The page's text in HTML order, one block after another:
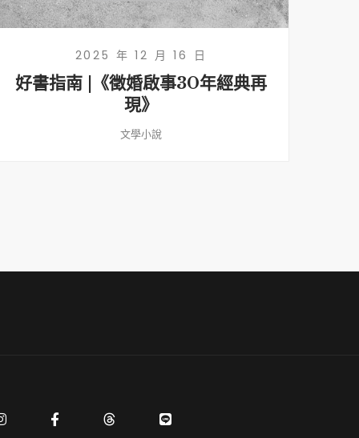
2025 年 12 月 16 日
好書指南 |《徵婚啟事30年經典再
現》
文學小說